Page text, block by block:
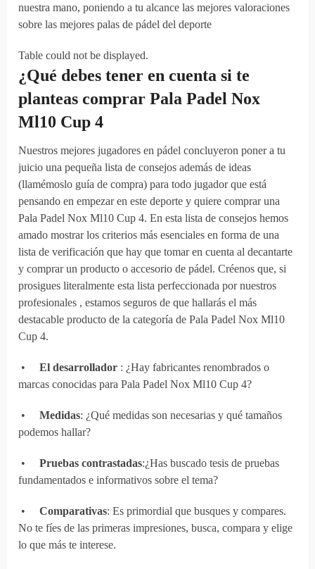
nuestra mano, poniendo a tu alcance las mejores valoraciones
sobre las mejores palas de pádel del deporte
Table could not be displayed.
¿Qué debestener en cuenta site
planteas comprar Pala Padel Nox
Ml10 Cup 4
Nuestros mejores jugadores en pádel concluyeron poner a tu
juicio una pequeña lista de consejos además de ideas
(llamémoslo guía de compra) para todo jugador que está
pensando en empezar en este deporte y quiere comprar una
Pala Padel Nox Ml10 Cup 4. En esta lista de consejos hemos
amado mostrar los criterios más esenciales en forma de una
lista de verificación que hay que tomar en cuenta al decantarte
y comprar un producto o accesorio de pádel. Créenos que, si
prosigues literalmente esta lista perfeccionada por nuestros
profesionales , estamos seguros de que hallarás el más
destacable producto de la categoría de Pala Padel Nox Ml10
Cup 4.
•El desarrollador : ¿Hay fabricantes renombrados o
marcas conocidas para Pala Padel Nox Ml10 Cup 4?
•Medidas: ¿Qué medidas son necesarias y qué tamaños
podemos hallar?
• Pruebas contrastadas:¿Has buscado tesis de pruebas
fundamentados e informativos sobre el tema?
•Comparativas: Es primordial que busques y compares.
No te fíes de las primeras impresiones, busca, compara y elige
lo que más te interese.